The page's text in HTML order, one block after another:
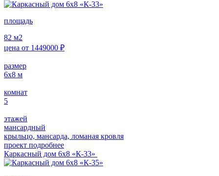
площадь
82 м2
цена от 1449000 ₽
размер
6х8 м
комнат
5
этажей
мансардный
крыльцо, мансарда, ломаная кровля
проект подробнее
Каркасный дом 6х8 «К-33»